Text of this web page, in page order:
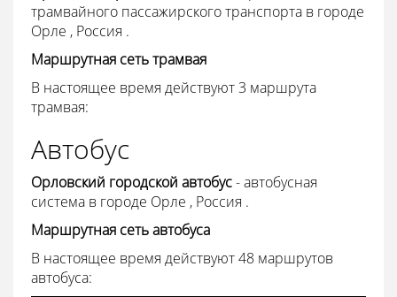
трамвайного пассажирского транспорта в городе
Орле , Россия .
Маршрутная сеть трамвая
В настоящее время действуют 3 маршрута
трамвая:
Автобус
Орловский городской автобус- автобусная
система в городе Орле , Россия .
Маршрутная сеть автобуса
В настоящее время действуют 48 маршрутов
автобуса: